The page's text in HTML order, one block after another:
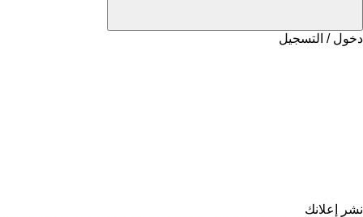
دخول / التسجيل
نشر إعلانك